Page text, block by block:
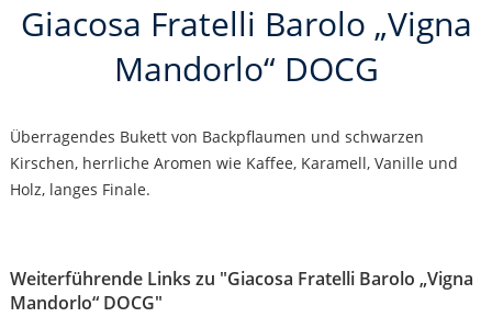
Giacosa Fratelli Barolo „Vigna
Mandorlo“ DOCG
Überragendes Bukett von Backpflaumen und schwarzen
Kirschen, herrliche Aromen wie Kaffee, Karamell, Vanille und
Holz, langes Finale.
Weiterführende Links zu "Giacosa Fratelli Barolo „Vigna
Mandorlo“ DOCG"